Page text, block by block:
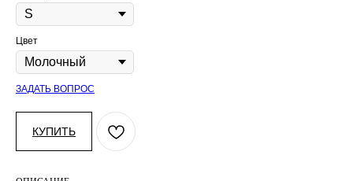
Цвет
ЗАДАТЬ ВОПРОС
КУПИТЬ